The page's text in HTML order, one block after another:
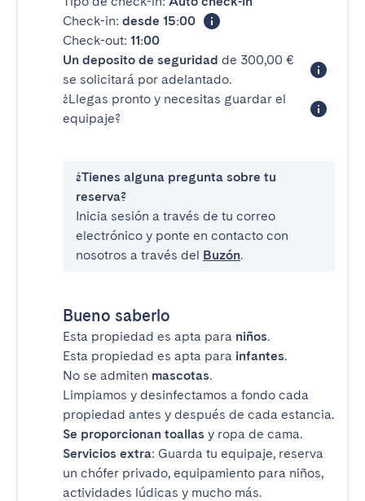
Check-in: desde 15:00
Check-out: 11:00
Un deposito de seguridad de 300,00 €
se solicitará por adelantado.
¿Llegas pronto y necesitas guardar el
equipaje?
¿Tienes alguna pregunta sobre tu
reserva?
Inicia sesión a través de tu correo
electrónico y ponte en contacto con
nosotros a través del Buzón.
Bueno saberlo
Esta propiedad es apta para niños.
Esta propiedad es apta para infantes.
No se admiten mascotas.
Limpiamos y desinfectamos a fondo cada
propiedad antes y después de cada estancia.
Se proporcionan toallas y ropa de cama.
Servicios extra: Guarda tu equipaje, reserva
un chófer privado, equipamiento para niños,
actividades lúdicas y mucho más.